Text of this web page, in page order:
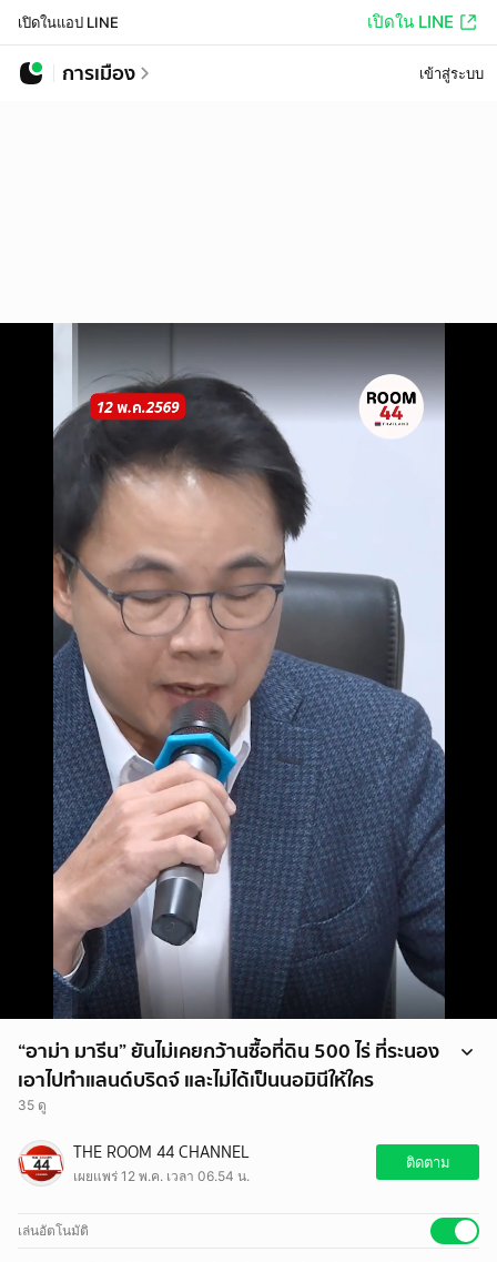
เปิดในแอป LINE เปิดใน LINE
การเมือง เข้าสู่ระบบ
“อาม่า มารีน” ยันไม่เคยกว้านซื้อที่ดิน 500 ไร่ ที่ระนอง
เอาไปทำแลนด์บริดจ์ และไม่ได้เป็นนอมินีให้ใคร
35 ดู
ื“อาม่า มารีน” ยันไม่เคยกว้านซื้อที่ดิน 500 ไร่ที่ระนอง เอาไปทำแลนด์
บริดจ์ และไม่ได้เป็นนอมินีให้ใคร
#อาม่ามารีน #AMA #ระนอง #ซื้อที่ #แลนด์บริดจ์ #ข่าววันนี้
THE ROOM 44 CHANNEL
เผยแพร่ 12 พ.ค. เวลา 06.54 น.
ติดตาม
เล่นอัตโนมัติ